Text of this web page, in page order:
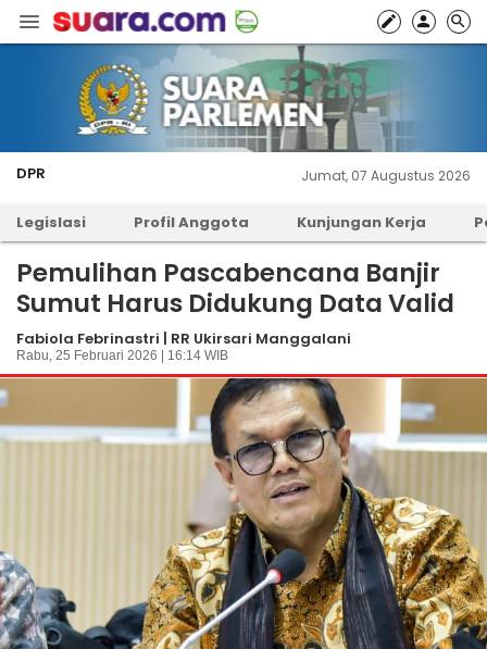
DPR Jumat, 07 Augustus 2026
Legislasi Profil Anggota Kunjungan Kerja
Pemulihan Pascabencana Banjir
Sumut Harus Didukung Data Valid
Fabiola Febrinastri | RR Ukirsari Manggalani
Rabu, 25 Februari 2026 | 16:14 WIB